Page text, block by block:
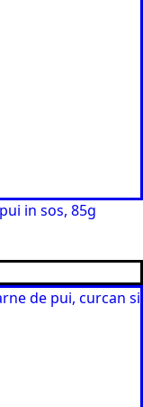
in sos, 85g